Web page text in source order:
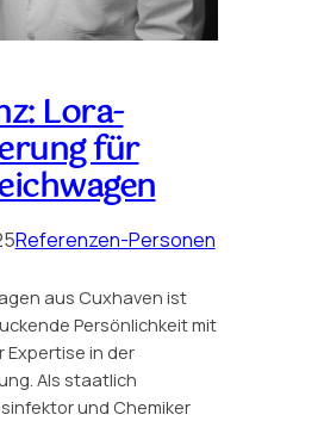
Lora-
für
Referenzen-Personen
aus Cuxhaven ist
Persönlichkeit mit
in der
Als staatlich
und Chemiker